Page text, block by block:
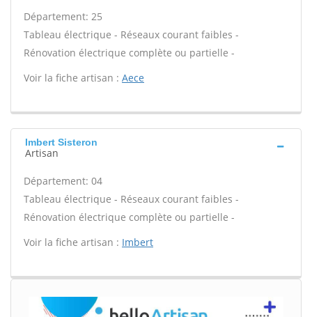
Département: 25
Tableau électrique - Réseaux courant faibles -
Rénovation électrique complète ou partielle -
Voir la fiche artisan : Aece
Imbert Sisteron
Artisan
Département: 04
Tableau électrique - Réseaux courant faibles -
Rénovation électrique complète ou partielle -
Voir la fiche artisan : Imbert